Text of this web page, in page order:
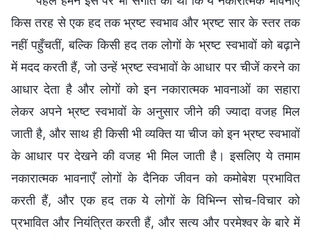
किस तरह से एक हद तक भ्रष्ट स्वभाव और भ्रष्ट सार के स्तर तक
नहीं पहुँचतीं, बल्कि किसी हद तक लोगों के भ्रष्ट स्वभावों को बढ़ाने
में मदद करती हैं, जो उन्हें भ्रष्ट स्वभावों के आधार पर चीजें करने का
आधार देता है और लोगों को इन नकारात्मक भावनाओं का सहारा
लेकर अपने भ्रष्ट स्वभावों के अनुसार जीने की ज्यादा वजह मिल
जाती है, और साथ ही किसी भी व्यक्ति या चीज को इन भ्रष्ट स्वभावों
के आधार पर देखने की वजह भी मिल जाती है। इसलिए ये तमाम
नकारात्मक भावनाएँ लोगों के दैनिक जीवन को कमोबेश प्रभावित
करती हैं, और एक हद तक ये लोगों के विभिन्न सोच-विचार को
प्रभावित और नियंत्रित करती हैं, और सत्य और परमेश्वर के बारे में